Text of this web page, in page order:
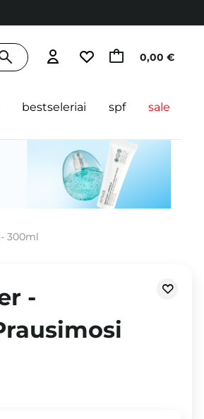
0,00 €
bestseleriai spf sale
300ml
-